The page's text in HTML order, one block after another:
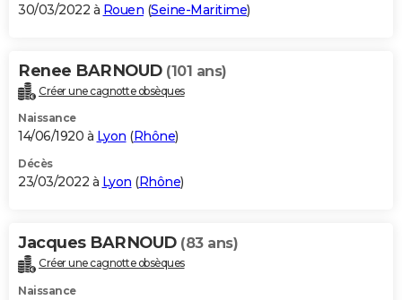
30/03/2022 à Rouen (Seine-Maritime)
Renee BARNOUD (101 ans)
Créer une cagnotte obsèques
Naissance
14/06/1920 à Lyon (Rhône)
Décès
23/03/2022 à Lyon (Rhône)
Jacques BARNOUD (83 ans)
Créer une cagnotte obsèques
Naissance